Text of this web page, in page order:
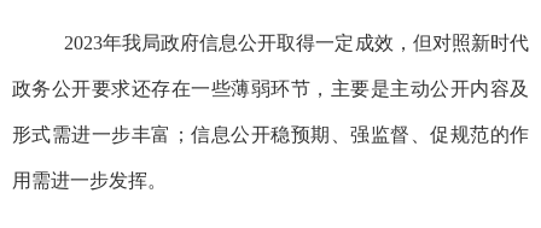
2023年我局政府信息公开取得一定成效，但对照新时代
政务公开要求还存在一些薄弱环节，主要是主动公开内容及
形式需进一步丰富；信息公开稳预期、强监督、促规范的作
用需进一步发挥。